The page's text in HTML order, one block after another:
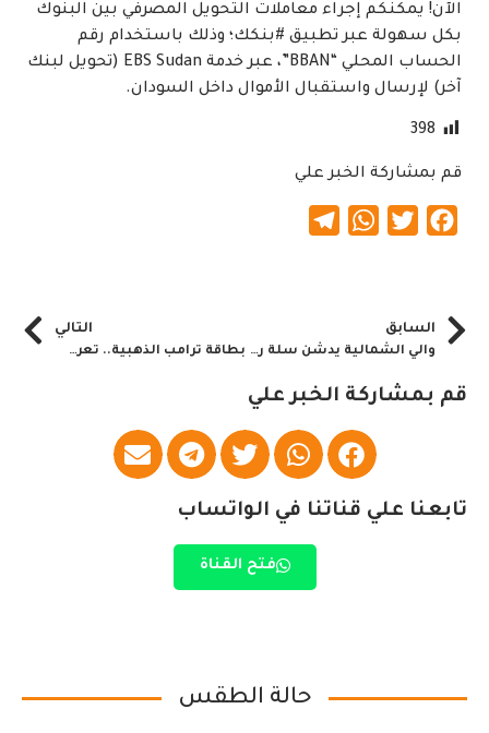
الآن! يمكنكم إجراء معاملات التحويل المصرفي بين البنوك
بكل سهولة عبر تطبيق #بنكك؛ وذلك باستخدام رقم
الحساب المحلي “BBAN”، عبر خدمة EBS Sudan (تحويل لبنك
آخر) لإرسال واستقبال الأموال داخل السودان.
398
قم بمشاركة الخبر علي
Facebook
Twitter
WhatsApp
السابق
والي الشمالية يدشن سلة رمضان ل(17) ألف عامل
التالي
بطاقة ترامب الذهبية.. تعرف عليها
قم بمشاركة الخبر علي
تابعنا علي قناتنا في الواتساب
فتح القناة
حالة الطقس